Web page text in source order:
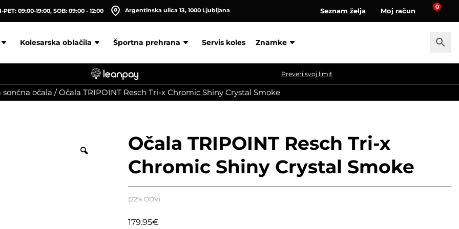
PET: 09:00-19:00, SOB: 09:00 - 12:00 Argentinska ulica 13, 1000 Ljubljana Seznam želja Moj račun 0
Kolesarska oblačila Športna prehrana Servis koles Znamke
Preveri svoj limit
sončna očala /Očala TRIPOINT Resch Tri-x Chromic Shiny Crystal Smoke
Očala TRIPOINT Resch Tri-x
Chromic Shiny Crystal Smoke
179.95€
(22% DDV)